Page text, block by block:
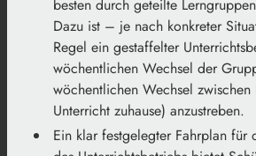
besten durch geteilte
Dazu ist – je nach konkreter
Regel ein gestaffelter
wöchentlichen Wechsel der
wöchentlichen Wechsel zwischen
Unterricht zuhause) anzustreben.
Ein klar festgelegter Fahrplan für